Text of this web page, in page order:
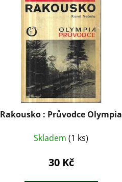
Rakousko : Průvodce Olympia
Skladem(1 ks)
30 Kč